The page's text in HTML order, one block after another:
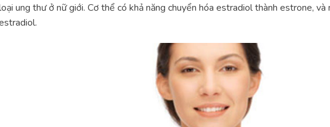
ung thư ở nữ giới. Cơ thể có khả năng chuyển hóa estradiol thành estrone,